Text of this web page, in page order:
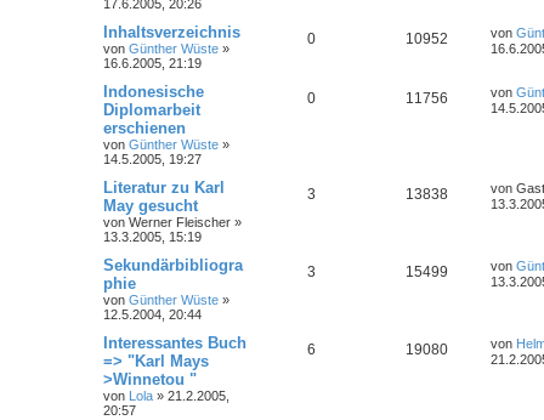
17.6.2005, 20:26
Inhaltsverzeichnis
von Günther Wüste »
16.6.2005, 21:19
0 10952 von
Indonesische
Diplomarbeit
erschienen
von Günther Wüste »
14.5.2005, 19:27
0 11756 von
Literatur zu Karl
May gesucht
von Werner Fleischer »
13.3.2005, 15:19
3 13838 von Gast
Sekundärbibliogra
phie
von Günther Wüste »
12.5.2004, 20:44
3 15499 von
Interessantes Buch
=> "Karl Mays
>Winnetou "
von Lola » 21.2.2005,
20:57
6 19080 von